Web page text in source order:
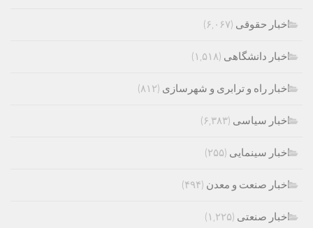
اخبار حقوقی (۶,۰۶۷)
اخبار دانشگاهی (۱,۵۱۸)
اخبار راه و ترابری و شهرسازی (۸۱۲)
اخبار سیاسی (۶,۳۸۳)
اخبار سینمایی (۲۵۵)
اخبار صنعت و معدن (۴۹۴)
اخبار صنعتی (۱,۲۲۵)